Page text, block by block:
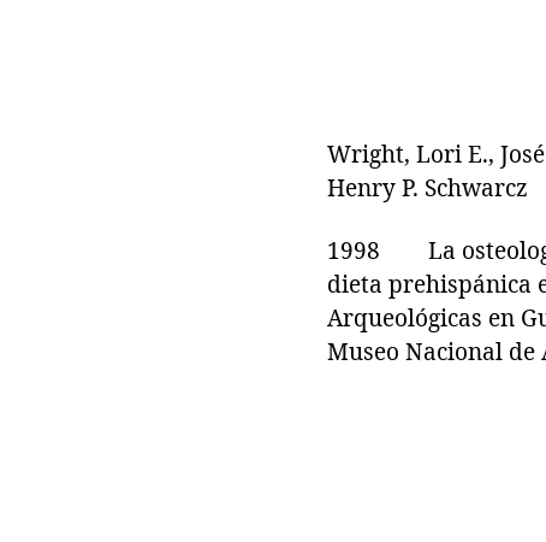
Wright, Lori E.,
Henry P. Schwarcz
1998 La
dieta prehispánica
Arqueológicas en
Museo Nacional